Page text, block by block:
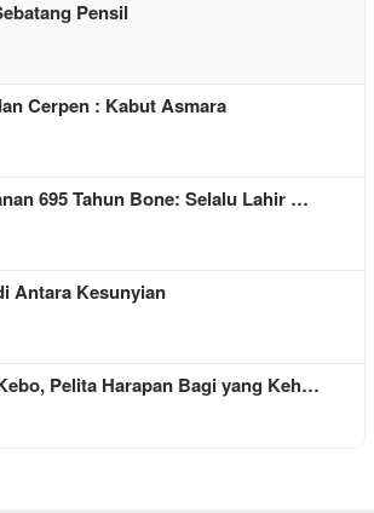
Pensil
Cerpen : Kabut Asmara
695 Tahun Bone: Selalu Lahir …
Antara Kesunyian
Pelita Harapan Bagi yang Keh…